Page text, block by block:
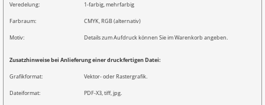
Veredelung: 1-farbig, mehrfarbig
Farbraum: CMYK, RGB (alternativ)
Motiv: Details zum Aufdruck können Sie im Warenkorb angeben.
Zusatzhinweise bei Anlieferung einer druckfertigen Datei:
Grafikformat: Vektor- oder Rastergrafik.
Dateiformat: PDF-X3, tiff, jpg.